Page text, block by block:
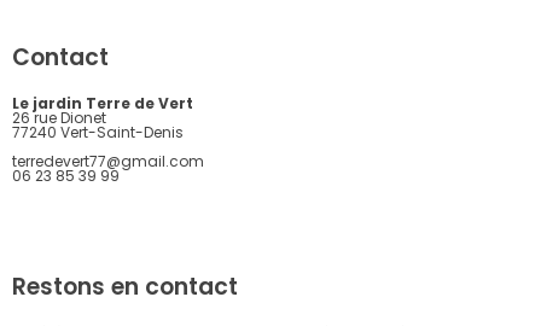
Contact
Le jardin Terre de Vert
26 rue Dionet
77240 Vert-Saint-Denis
terredevert77@gmail.com
06 23 85 39 99
Restons en contact